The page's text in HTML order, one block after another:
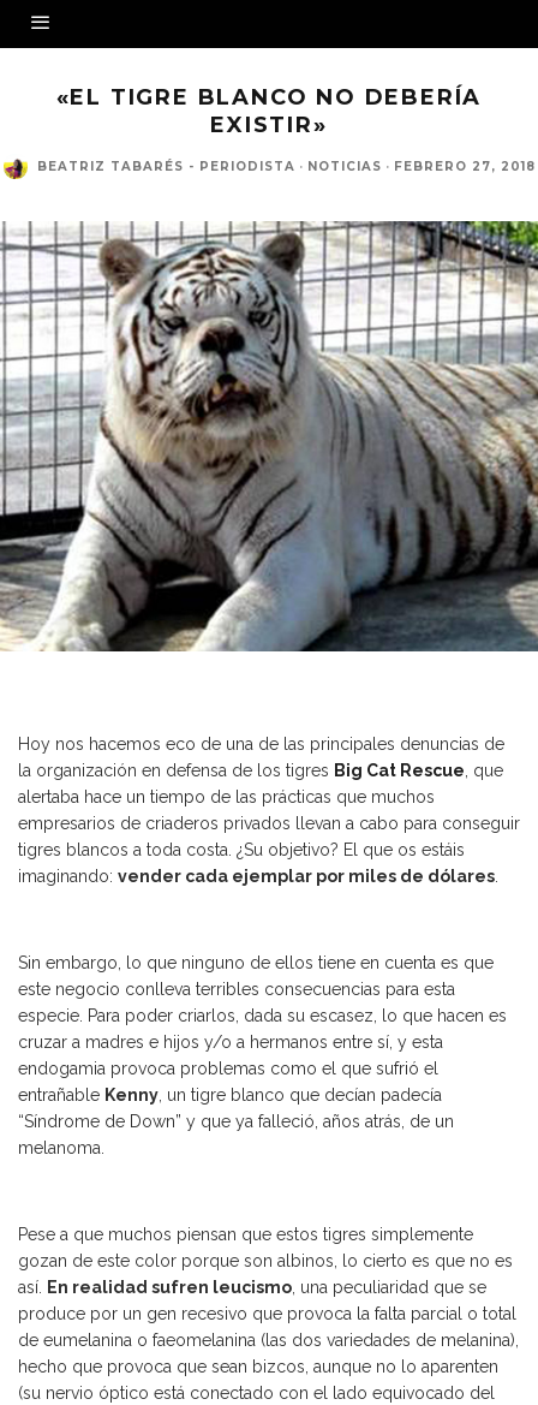
«EL TIGRE BLANCO NO DEBERÍA
EXISTIR»
BEATRIZ TABARÉS - PERIODISTA · NOTICIAS · FEBRERO 27, 2018
Hoy nos hacemos eco de una de las principales denuncias de
la organización en defensa de los tigres Big Cat Rescue, que
alertaba hace un tiempo de las prácticas que muchos
empresarios de criaderos privados llevan a cabo para conseguir
tigres blancos a toda costa. ¿Su objetivo? El que os estáis
imaginando: vender cada ejemplar por miles de dólares.
Sin embargo, lo que ninguno de ellos tiene en cuenta es que
este negocio conlleva terribles consecuencias para esta
especie. Para poder criarlos, dada su escasez, lo que hacen es
cruzar a madres e hijos y/o a hermanos entre sí, y esta
endogamia provoca problemas como el que sufrió el
entrañable Kenny, un tigre blanco que decían padecía
“Síndrome de Down” y que ya falleció, años atrás, de un
melanoma.
Pese a que muchos piensan que estos tigres simplemente
gozan de este color porque son albinos, lo cierto es que no es
así. En realidad sufren leucismo, una peculiaridad que se
produce por un gen recesivo que provoca la falta parcial o total
de eumelanina o faeomelanina (las dos variedades de melanina),
hecho que provoca que sean bizcos, aunque no lo aparenten
(su nervio óptico está conectado con el lado equivocado del